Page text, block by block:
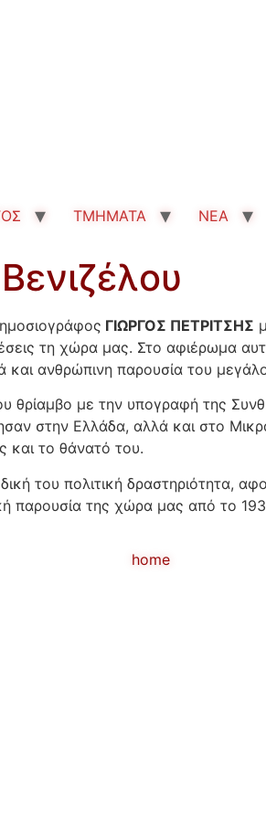
TMHMATA ΝΕΑ
ΓΙΩΡΓΟΣ ΠΕΤΡΙΤΣΗΣ
τη χώρα μας. Στο αφιέρωμα
και ανθρώπινη παρουσία του
θρίαμβο με την υπογραφή της
στην Ελλάδα, αλλά και στο
και το θάνατό του.
του πολιτική δραστηριότητα,
παρουσία της χώρα μας από το
home